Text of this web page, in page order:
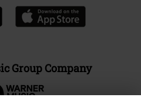
Group Company